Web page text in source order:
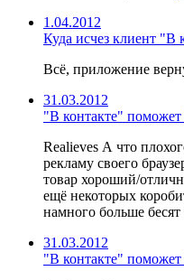
1.04.2012
Куда исчез клиент "В
Всё, приложение
31.03.2012
"В контакте" поможет
Realieves А что
рекламу своего
товар хороший/
ещё некоторых
намного больше
31.03.2012
"В контакте" поможет